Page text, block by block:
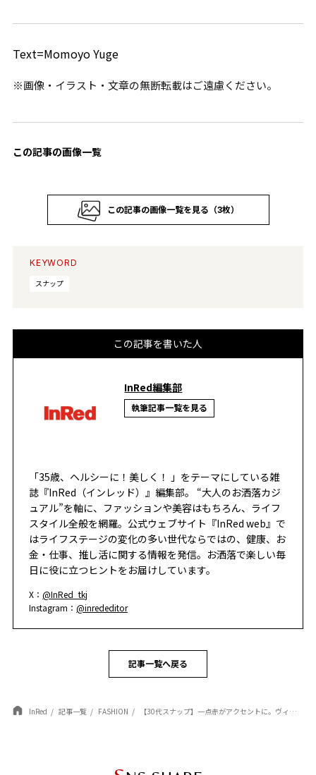
Text=Momoyo Yuge
※画像・イラスト・文章の無断転載はご遠慮ください。
この記事の画像一覧
この記事の画像一覧を見る（3枚）
KEYWORD
スナップ
この記事を書いた人
InRed編集部
執筆記事一覧を見る
「35歳、ヘルシーに！美しく！ 」をテーマにしている雑
誌『InRed（インレッド）』編集部。 “大人のお洒落カジ
ュアル”を軸に、ファッションや美容はもちろん、ライフ
スタイル全般を網羅。公式ウェブサイト『InRed web』で
はライフステージの変化の多い世代ならではの、健康、お
金・仕事、推し活に関する情報を発信。お洒落で楽しい毎
日に役に立つヒントをお届けしています。
X：@InRed_tkj
Instagram：@inrededitor
記事一覧へ戻る
InRed 記事一覧 FASHION 【30代スナップ】一点赤がアクセントに。ヴィンテージデニムでこなれる、大人のカジュアルスタイル